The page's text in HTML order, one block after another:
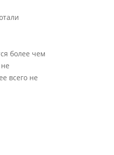
более чем
всего не